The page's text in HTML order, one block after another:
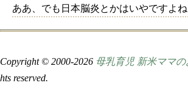
ああ、でも日本脳炎とかはいやですよね
Copyright © 2000-2026 母乳育児 新米ママ
hts reserved.